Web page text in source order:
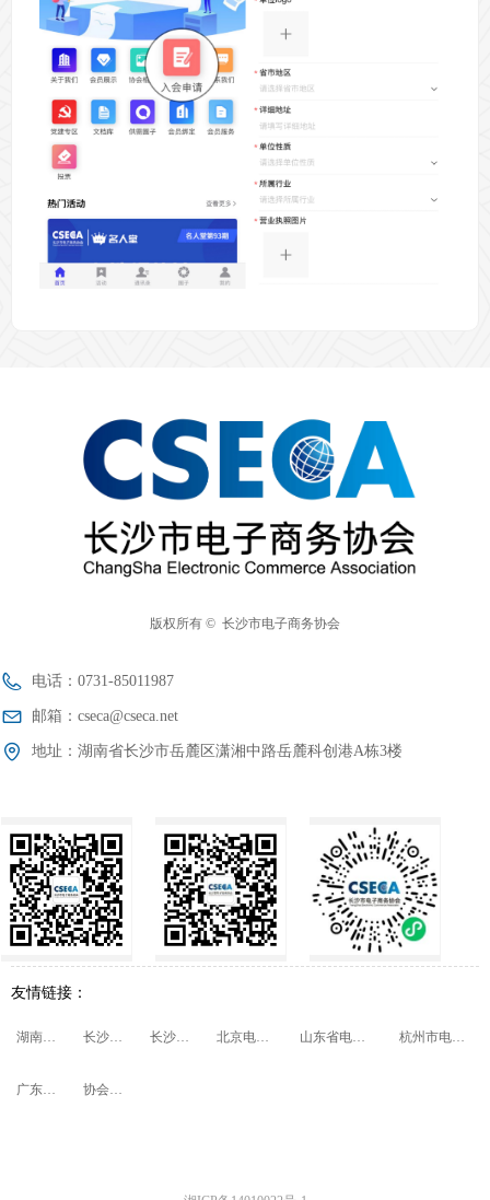
版权所有 © 长沙市电子商务协会
电话： 0731-85011987
邮箱： cseca@cseca.net
地址： 湖南省长沙市岳麓区潇湘中路岳麓科创港A栋3楼
友情链接：
湖南省商务厅 长沙市商务局 长沙市民政局 北京电子商务协会 山东省电子商务促进会 杭州市电子商务协会
广东省电子商务协会 协会会员管理系统